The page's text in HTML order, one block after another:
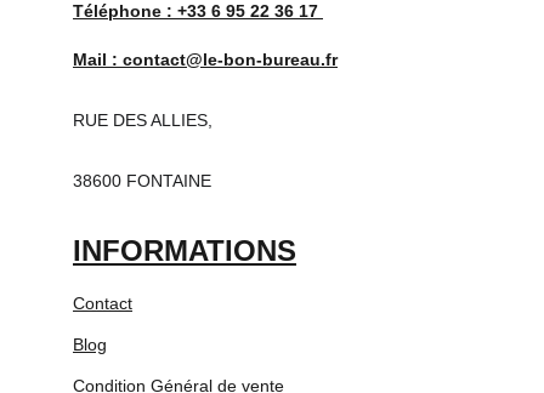
Téléphone : +33 6 95 22 36 17
Mail : contact@le-bon-bureau.fr
RUE DES ALLIES,
38600 FONTAINE
Contact
Blog
Condition Général de vente
INFORMATIONS